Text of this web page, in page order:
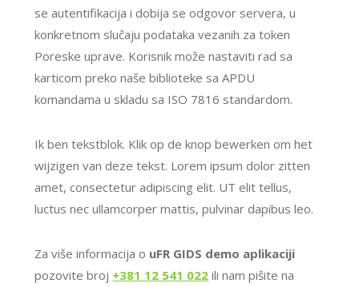
se autentifikacija i dobija se odgovor servera, u
konkretnom slučaju podataka vezanih za token
Poreske uprave. Korisnik može nastaviti rad sa
karticom preko naše biblioteke sa APDU
komandama u skladu sa ISO 7816 standardom.
Ik ben tekstblok. Klik op de knop bewerken om het
wijzigen van deze tekst. Lorem ipsum dolor zitten
amet, consectetur adipiscing elit. UT elit tellus,
luctus nec ullamcorper mattis, pulvinar dapibus leo.
Za više informacija o uFR GIDS demo aplikaciji
pozovite broj +381 12 541 022 ili nam pišite na